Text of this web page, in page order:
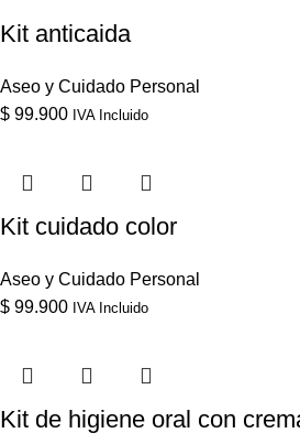
Kit anticaida
Aseo y Cuidado Personal
$ 99.900 IVA Incluido
Kit cuidado color
Aseo y Cuidado Personal
$ 99.900 IVA Incluido
Kit de higiene oral con